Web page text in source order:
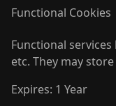
Vermutlich erstmal
Functional Cookies
Functional
etc. They may
Expires: 1 Year